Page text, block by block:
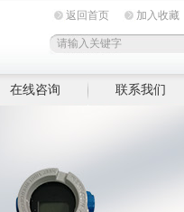
返回首页 加入收藏
在线咨询 联系我们